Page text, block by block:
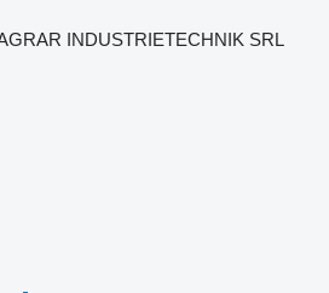
INDUSTRIETECHNIK SRL